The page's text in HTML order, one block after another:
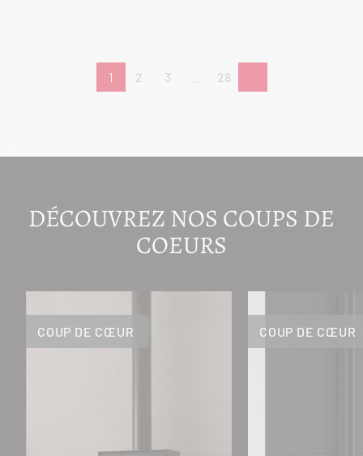
1 2 3 28
DÉCOUVREZ NOS COUPS DE
COEURS
COUP DE CŒUR COUP DE CŒUR